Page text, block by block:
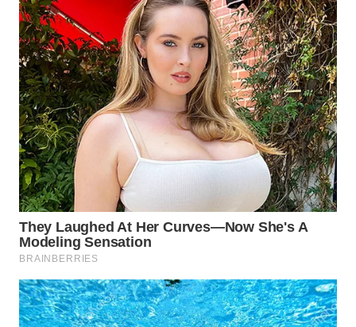
SUMEDANG
WN
CIANJUR
WN
KEPULAUAN
SERIBU
WN
TANGERANG
WN
WN